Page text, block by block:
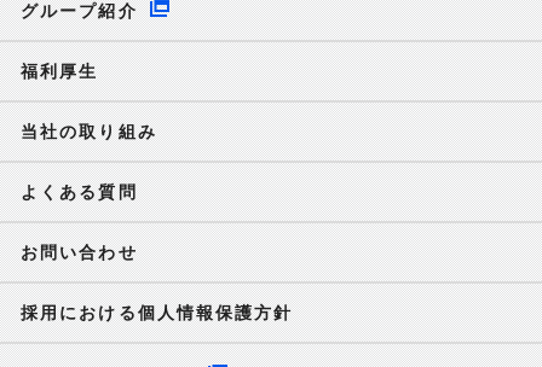
グループ紹介
福利厚生
当社の取り組み
よくある質問
お問い合わせ
採用における個人情報保護方針